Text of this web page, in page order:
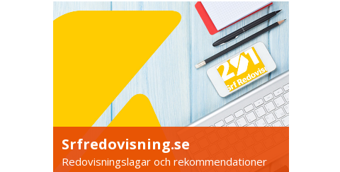
Srfredovisning.se
Redovisningslagar och rekommendationer